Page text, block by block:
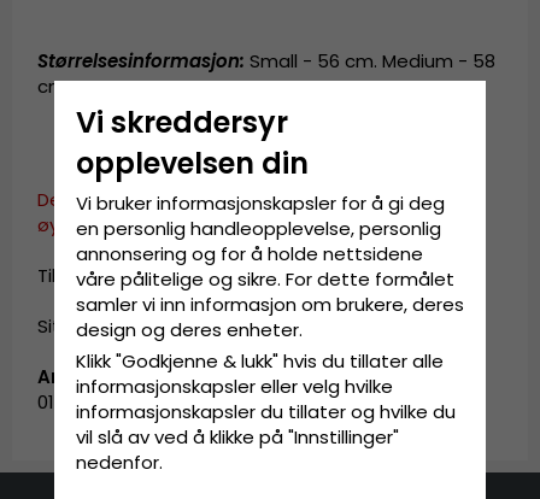
Størrelsesinformasjon: Small - 56 cm. Medium - 58
cm.
Dette produktet er dessverre ikke i vår katalog for
øyeblikket.
Til startsiden. »
Sitemap »
Artikkel-ID:
01D02008020-2
Vi skreddersyr
opplevelsen din
Vi bruker informasjonskapsler for å gi deg
en personlig handleopplevelse, personlig
annonsering og for å holde nettsidene
våre pålitelige og sikre. For dette formålet
samler vi inn informasjon om brukere, deres
design og deres enheter.
Klikk "Godkjenne & lukk" hvis du tillater alle
informasjonskapsler eller velg hvilke
informasjonskapsler du tillater og hvilke du
vil slå av ved å klikke på "Innstillinger"
nedenfor.